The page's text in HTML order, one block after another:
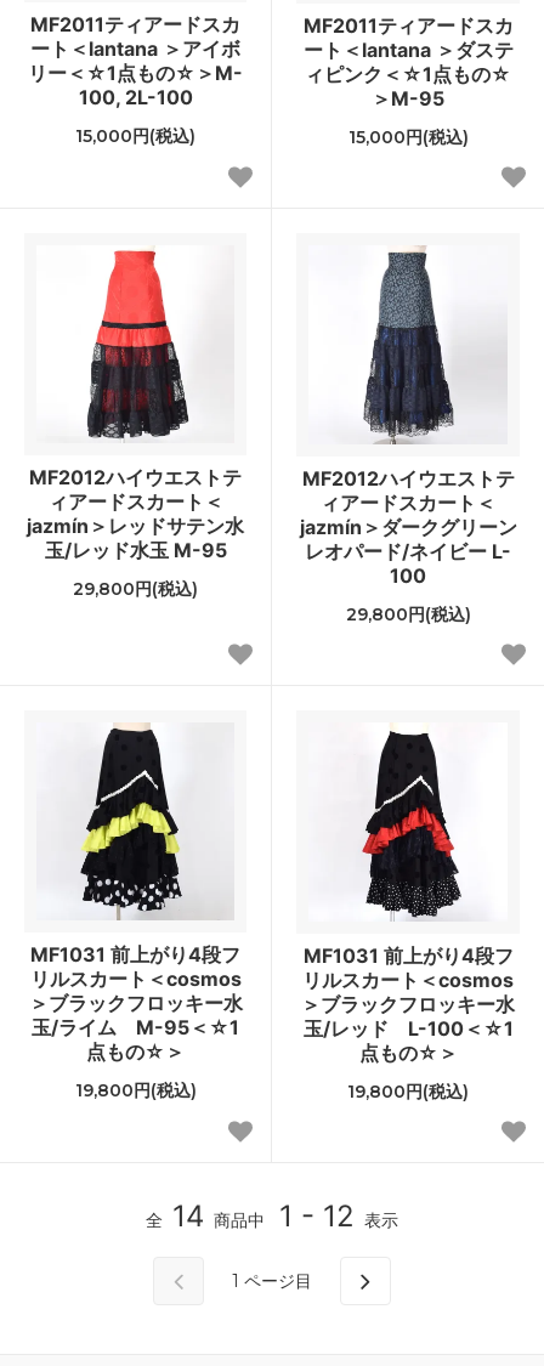
MF2011ティアードスカ
ート＜lantana ＞アイボ
リー＜☆1点もの☆＞M-
100, 2L-100
15,000円(税込)
MF2011ティアードスカ
ート＜lantana ＞ダステ
ィピンク＜☆1点もの☆
＞M-95
15,000円(税込)
MF2012ハイウエストテ
ィアードスカート＜
jazmín＞レッドサテン水
玉/レッド水玉 M-95
29,800円(税込)
MF2012ハイウエストテ
ィアードスカート＜
jazmín＞ダークグリーン
レオパード/ネイビー L-
100
29,800円(税込)
MF1031 前上がり4段フ
リルスカート＜cosmos
＞ブラックフロッキー水
玉/ライム M-95＜☆1
点もの☆＞
19,800円(税込)
MF1031 前上がり4段フ
リルスカート＜cosmos
＞ブラックフロッキー水
玉/レッド L-100＜☆1
点もの☆＞
19,800円(税込)
全 14 商品中 1 - 12 表示
1 ページ目